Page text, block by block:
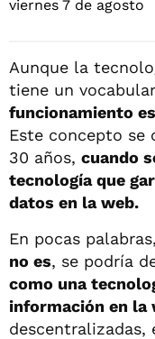
Aunque la
tiene un
funcionamiento
Este concepto se
30 años, cuando
tecnología que
datos en la web.
En pocas
no es, se podría
como una
información en la
descentralizadas,